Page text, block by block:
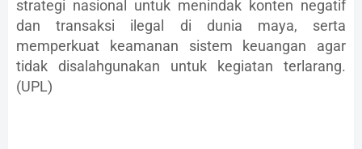
strategi nasional untuk menindak konten negatif
dan transaksi ilegal di dunia maya, serta
memperkuat keamanan sistem keuangan agar
tidak disalahgunakan untuk kegiatan terlarang.
(UPL)